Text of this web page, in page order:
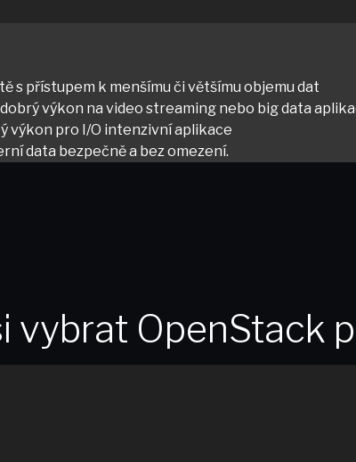
s přístupem k menšímu či většímu objemu dat
výkon na video streaming nebo big data
výkon pro I/O intenzivní aplikace
data bezpečně a bez omezení.
vybrat OpenStack